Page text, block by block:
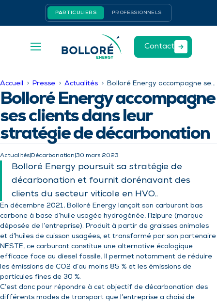
contenu
PARTICULIERS PROFESSIONNELS
Contact
Accueil Presse Actualités Bolloré Energy accompagne ses clients dans leur stratégie de décarbonation
Bolloré Energy accompagne
ses clients dans leur
stratégie de décarbonation
Actualités Décarbonation 30 mars 2023
Bolloré Energy poursuit sa stratégie de
décarbonation et fournit dorénavant des
clients du secteur viticole en HVO..
En décembre 2021, Bolloré Energy lançait son carburant bas
carbone à base d’huile usagée hydrogénée, l’Izipure (marque
déposée de l’entreprise). Produit à partir de graisses animales
et d’huiles de cuisson usagées, et transformé par son partenaire
NESTE, ce carburant constitue une alternative écologique
efficace face au diesel fossile. Il permet notamment de réduire
les émissions de CO2 d’au moins 85 % et les émissions de
particules fines de 30 %.
C’est donc pour répondre à cet objectif de décarbonation des
différents modes de transport que l’entreprise a choisi de
Panneau de gestion des cookies